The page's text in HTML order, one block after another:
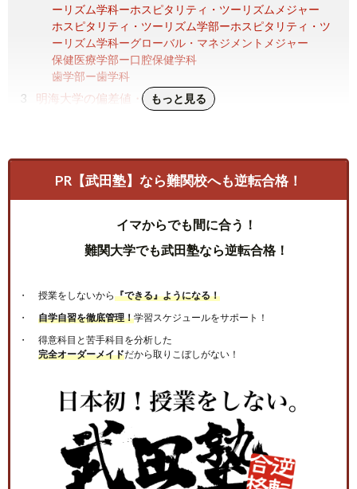
ーリズム学科ーホスピタリティ・ツーリズムメジャー
ホスピタリティ・ツーリズム学部ーホスピタリティ・ツ
ーリズム学科ーグローバル・マネジメントメジャー
保健医療学部ー口腔保健学科
歯学部ー歯学科
明海大学の偏差値・難易度
明海大学の評判
明海大学の偏差値・難易度｜まとめ
もっと見る
PR【武田塾】なら難関校へも逆転合格！
イマからでも間に合う！
難関大学でも武田塾なら逆転合格！
授業をしないから『できる』ようになる！
自学自習を徹底管理！学習スケジュールをサポート！
得意科目と苦手科目を分析した
完全オーダーメイドだから取りこぼしがない！